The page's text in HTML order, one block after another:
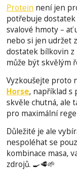
Protein není jen
potřebuje
svalové hmoty –
nebo si jen udržet
dostatek bílkovin
může být skvělým
Vyzkoušejte proto
Horse, například s
skvěle chutná, ale
pro maximální
Důležité je ale
nespoléhat se
kombinace masa,
zdrojů. 🍳🥩🌱